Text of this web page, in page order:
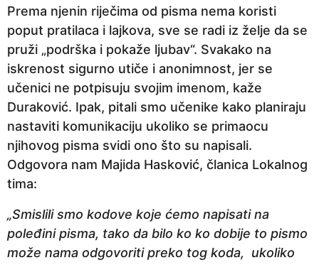
Prema njenin riječima od pisma nema koristi
poput pratilaca i lajkova, sve se radi iz želje da se
pruži „podrška i pokaže ljubav“. Svakako na
iskrenost sigurno utiče i anonimnost, jer se
učenici ne potpisuju svojim imenom, kaže
Duraković. Ipak, pitali smo učenike kako planiraju
nastaviti komunikaciju ukoliko se primaocu
njihovog pisma svidi ono što su napisali.
Odgovora nam Majida Hasković, članica Lokalnog
tima:
„Smislili smo kodove koje ćemo napisati na
poleđini pisma, tako da bilo ko ko dobije to pismo
može nama odgovoriti preko tog koda, ukoliko